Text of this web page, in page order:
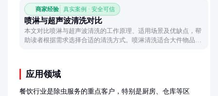
商家经验 真实案例 · 安全可信
喷淋与超声波清洗对比
本文对比喷淋与超声波清洗的工作原理、适用场景及优缺点，帮
助读者根据需求选择合适的清洗方式。喷淋清洗适合大件物品快
应用领域
餐饮行业是除虫服务的重点客户，特别是厨房、仓库等区